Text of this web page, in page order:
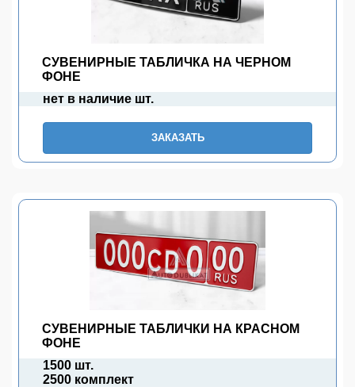
СУВЕНИРНЫЕ ТАБЛИЧКА НА ЧЕРНОМ
ФОНЕ
нет в наличие шт.
ЗАКАЗАТЬ
СУВЕНИРНЫЕ ТАБЛИЧКИ НА КРАСНОМ
ФОНЕ
1500 шт.
2500 комплект